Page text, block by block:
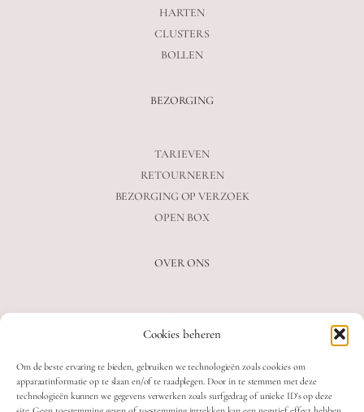
Cookies beheren
Om de beste ervaring te bieden, gebruiken we technologieën zoals cookies om
apparaatinformatie op te slaan en/of te raadplegen. Door in te stemmen met deze
technologieën kunnen we gegevens verwerken zoals surfgedrag of unieke ID's op deze
HARTEN
CLUSTERS
BOLLEN
BEZORGING
TARIEVEN
RETOURNEREN
BEZORGING OP VERZOEK
OPEN BOX
OVER ONS
VEELGESTELDE VRAGEN
OVER ONS
CONTACT